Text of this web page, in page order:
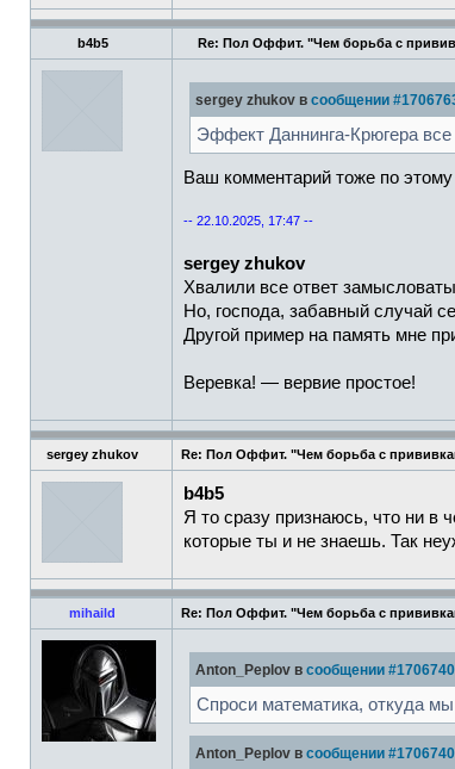
b4b5 Re: Пол Оффит. "Чем борьба с
sergey zhukov в сообщении
Эффект Даннинга-Крюгера
Ваш комментарий тоже по
-- 22.10.2025, 17:47 --
sergey zhukov
Хвалили все ответ
Но, господа, забавный случай
Другой пример на память мне
Веревка! — вервие простое!
sergey zhukov Re: Пол Оффит. "Чем борьба с
b4b5
Я то сразу признаюсь, что ни
которые ты и не знаешь. Так
mihaild Re: Пол Оффит. "Чем борьба с
Anton_Peplov в сообщении #1706740
Спроси математика, откуда
Anton_Peplov в сообщении #1706740